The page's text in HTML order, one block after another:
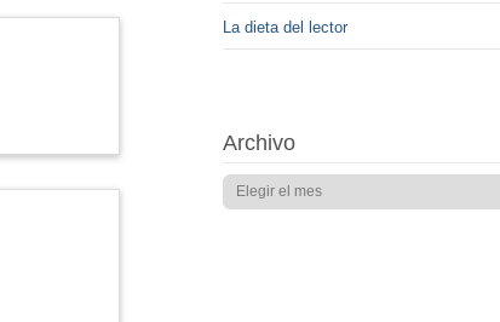
La dieta del lector
Archivo